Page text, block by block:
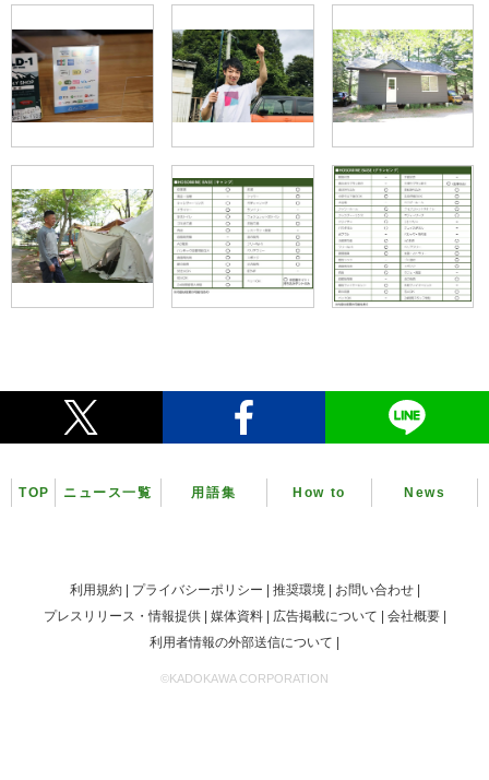
TOP ニュース一覧 用語集 How to News
利用規約 プライバシーポリシー 推奨環境
お問い合わせ
プレスリリース・情報提供
媒体資料 広告掲載について
会社概要
利用者情報の外部送信について
©KADOKAWA CORPORATION